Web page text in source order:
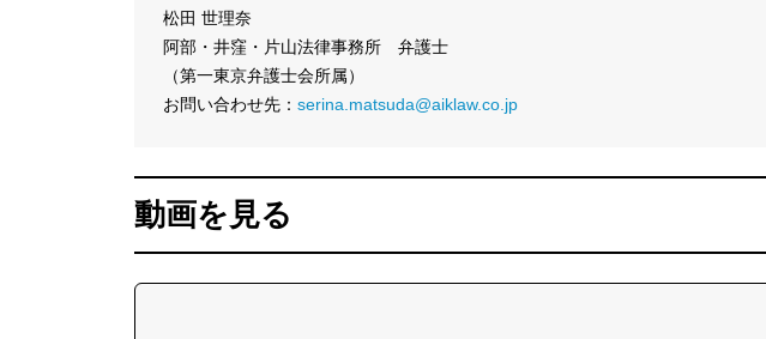
松田 世理奈
阿部・井窪・片山法律事務所 弁護士
（第一東京弁護士会所属）
お問い合わせ先： serina.matsuda@aiklaw.co.jp
動画を見る